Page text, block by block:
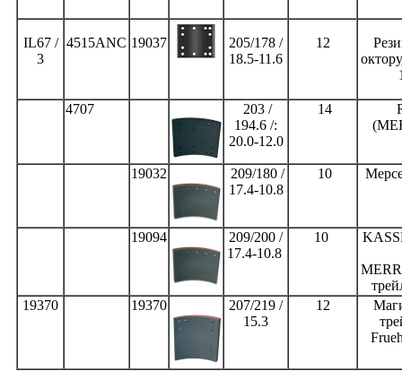
IL67 /
3
4515ANC 19037
205/178 /
18.5-11.6
12
4707
203 /
194.6 /:
20.0-12.0
14
19032
209/180 /
17.4-10.8
10
19094
209/200 /
17.4-10.8
10
19370
19370
207/219 /
15.3
12